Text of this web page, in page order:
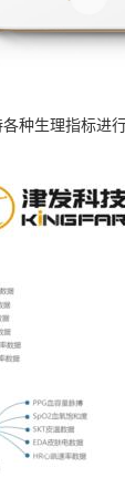
种生理指标进